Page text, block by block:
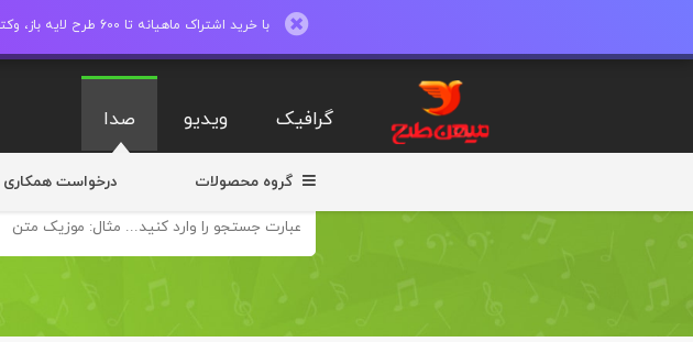
با خرید اشتراک ماهیانه تا 600 طرح لایه باز، وکتور، عکس، فایل های ویدیو وصدا دانلود کنید.
گرافیک ویدیو صدا
گروه محصولات درخواست همکاری